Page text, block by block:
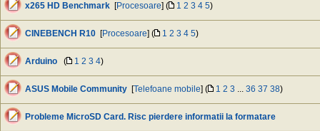
x265 HD Benchmark [Procesoare] ( 1 2 3 4 5)
CINEBENCH R10 [Procesoare] ( 1 2 3 4 5)
Arduino ( 1 2 3 4)
ASUS Mobile Community [Telefoane mobile] ( 1 2 3 ... 36 37 38)
Probleme MicroSD Card. Risc pierdere informatii la formatare